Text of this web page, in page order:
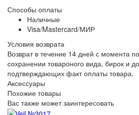
Способы оплаты
Наличные
Visa/Mastercard/МИР
Условия возврата
Возврат в течение 14 дней с момента
сохранении товароного вида, бирок и
подтверждающих факт оплаты товара.
Аксессуары
Похожие товары
Вас также может заинтересовать